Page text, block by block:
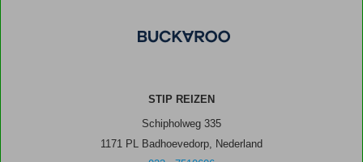
STIP REIZEN
Schipholweg 335
1171 PL Badhoevedorp, Nederland